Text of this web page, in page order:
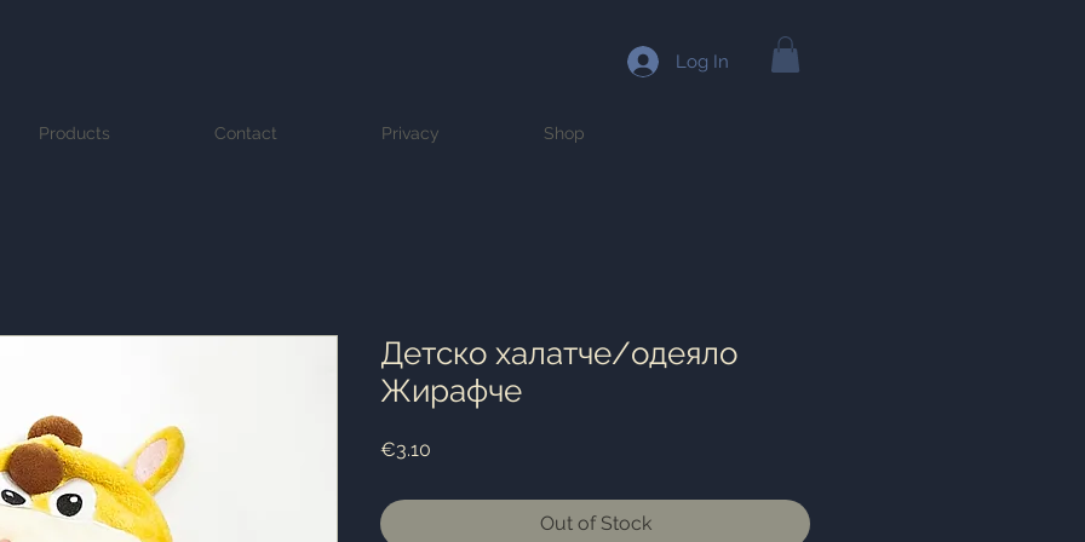
Log In
Products Contact Privacy Shop
Детско халатче/одеяло
Жирафче
€3.10
Out of Stock